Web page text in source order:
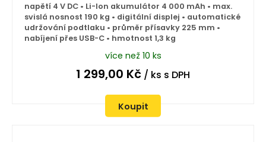
napětí 4 V DC • Li-Ion akumulátor 4 000 mAh • max.
svislá nosnost 190 kg • digitální displej • automatické
udržování podtlaku • průměr přísavky 225 mm •
nabíjení přes USB-C • hmotnost 1,3 kg
více než 10 ks
1 299,00 Kč / ks s DPH
Koupit